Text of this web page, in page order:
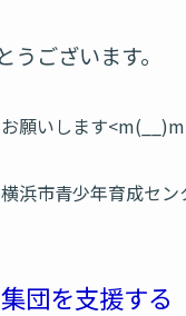
ございます。
願いします
浜市青少年育成セ
集団を支援